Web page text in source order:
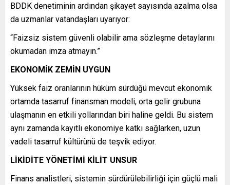
BDDK denetiminin ardından şikayet sayısında azalma olsa
da uzmanlar vatandaşları uyarıyor:
“Faizsiz sistem güvenli olabilir ama sözleşme detaylarını
okumadan imza atmayın.”
EKONOMİK ZEMİN UYGUN
Yüksek faiz oranlarının hüküm sürdüğü mevcut ekonomik
ortamda tasarruf finansman modeli, orta gelir grubuna
ulaşmanın en etkili yollarından biri haline geldi. Bu sistem
aynı zamanda kayıtlı ekonomiye katkı sağlarken, uzun
vadeli tasarruf kültürünü de teşvik ediyor.
LİKİDİTE YÖNETİMİ KİLİT UNSUR
Finans analistleri, sistemin sürdürülebilirliği için güçlü mali